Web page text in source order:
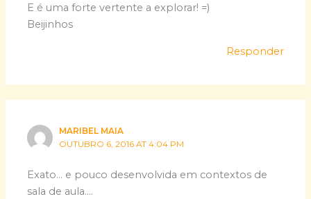
E é uma forte vertente a explorar! =)
Beijinhos
Responder
MARIBEL MAIA
OUTUBRO 6, 2016 AT 4:04 PM
Exato… e pouco desenvolvida em contextos de
sala de aula….